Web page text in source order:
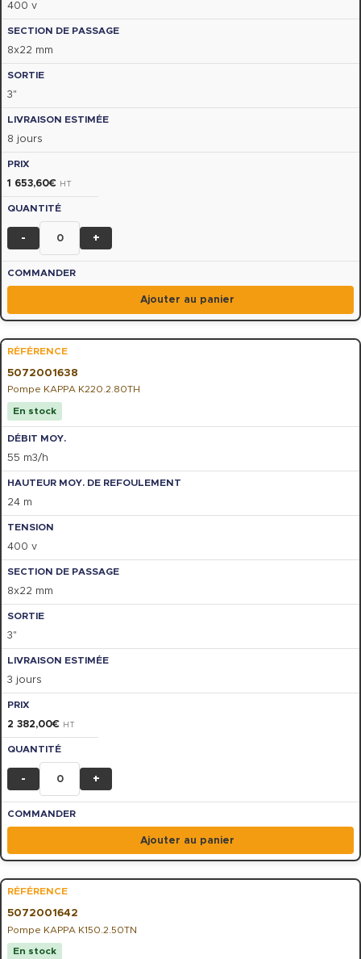
400 v
8x22 mm
3"
8 jours
1 653,60€ HT
- +
Ajouter au panier
5072001638
Pompe KAPPA K220.2.80TH
En stock
55 m3/h
24 m
400 v
8x22 mm
3"
3 jours
2 382,00€ HT
- +
Ajouter au panier
5072001642
Pompe KAPPA K150.2.50TN
En stock